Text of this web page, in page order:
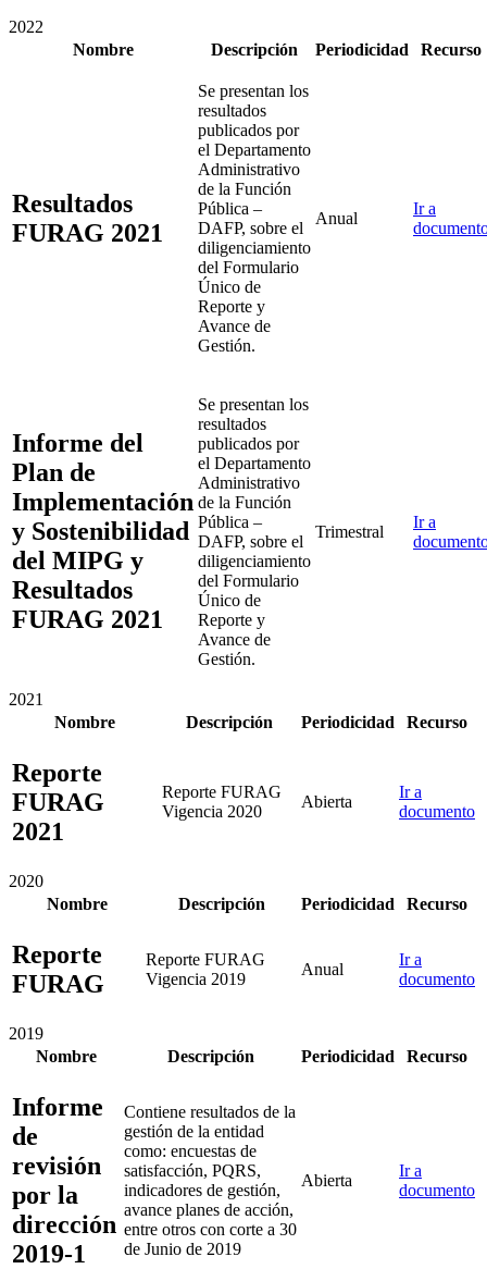
2022
Nombre
Descripción Periodicidad Recurso
Resultados
FURAG 2021
Se presentan los
resultados
publicados por
el Departamento
Administrativo
de la Función
Pública –
DAFP, sobre el
diligenciamiento
del Formulario
Único de
Reporte y
Avance de
Gestión.
Anual
Ir a
Informe del
Plan de
Implementación
y Sostenibilidad
del MIPG y
Resultados
FURAG 2021
Se presentan los
resultados
publicados por
el Departamento
Administrativo
de la Función
Pública –
DAFP, sobre el
diligenciamiento
del Formulario
Único de
Reporte y
Avance de
Gestión.
Trimestral
Ir a
2021
Nombre
Descripción Periodicidad Recurso
Reporte
FURAG
2021
Reporte FURAG
Vigencia 2020
Abierta
Ir a
documento
2020
Nombre
Descripción Periodicidad Recurso
Reporte
FURAG
Reporte FURAG
Vigencia 2019
Anual
Ir a
documento
2019
Nombre
Descripción Periodicidad Recurso
Informe
de
revisión
por la
dirección
2019-1
Contiene resultados de la
gestión de la entidad
como: encuestas de
satisfacción, PQRS,
indicadores de gestión,
avance planes de acción,
entre otros con corte a 30
de Junio de 2019
Abierta
Ir a
documento